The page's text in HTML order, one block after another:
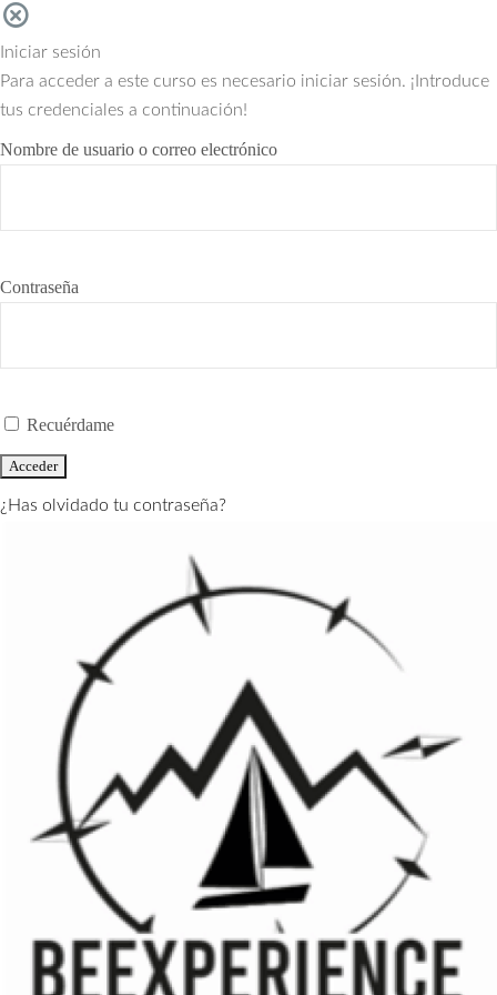
Iniciar sesión
Para acceder a este curso es necesario iniciar sesión. ¡Introduce
tus credenciales a continuación!
Nombre de usuario o correo electrónico
Contraseña
Recuérdame
¿Has olvidado tu contraseña?